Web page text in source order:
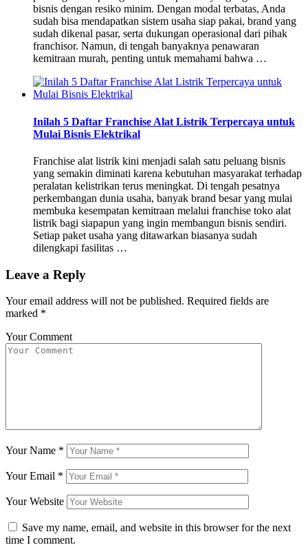
bisnis dengan resiko minim. Dengan modal terbatas, Anda
sudah bisa mendapatkan sistem usaha siap pakai, brand yang
sudah dikenal pasar, serta dukungan operasional dari pihak
franchisor. Namun, di tengah banyaknya penawaran
kemitraan murah, penting untuk memahami bahwa …
Inilah 5 Daftar Franchise Alat Listrik Terpercaya untuk
Mulai Bisnis Elektrikal
Franchise alat listrik kini menjadi salah satu peluang bisnis
yang semakin diminati karena kebutuhan masyarakat terhadap
peralatan kelistrikan terus meningkat. Di tengah pesatnya
perkembangan dunia usaha, banyak brand besar yang mulai
membuka kesempatan kemitraan melalui franchise toko alat
listrik bagi siapapun yang ingin membangun bisnis sendiri.
Setiap paket usaha yang ditawarkan biasanya sudah
dilengkapi fasilitas …
Leave a Reply
Your email address will not be published. Required fields are
marked *
Your Comment
Your Name *
Your Email *
Your Website
Save my name, email, and website in this browser for the next
time I comment.